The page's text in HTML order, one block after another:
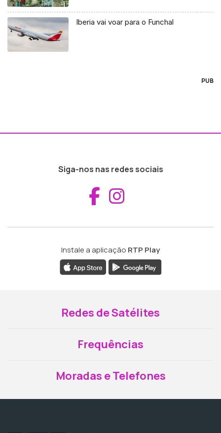
Iberia vai voar para o Funchal
PUB
Siga-nos nas redes sociais
Aceder ao
Instale a aplicação RTP Play
Redes de Satélites
Frequências
Moradas e Telefones